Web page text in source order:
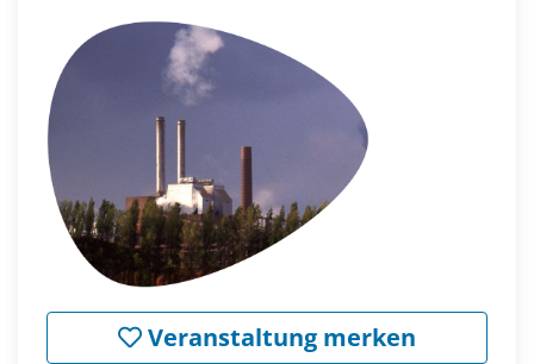
Veranstaltung merken